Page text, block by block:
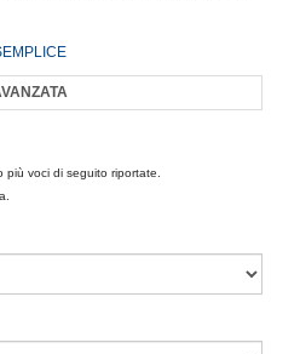
voci di seguito riportate.